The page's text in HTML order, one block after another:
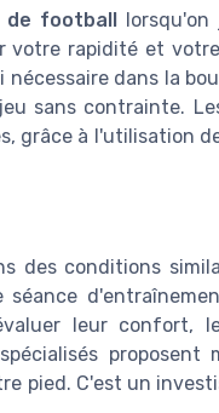
de footballlorsqu'on
votre rapidité et
dans la
sans contrainte.
grâce à l'utilisation
des conditions
leur confort,
proposent
pied. C'est un